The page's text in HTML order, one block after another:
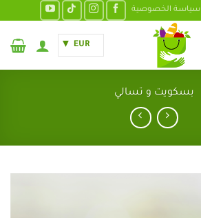
سياسة الخصوصية
EUR
بسكويت و تسالي